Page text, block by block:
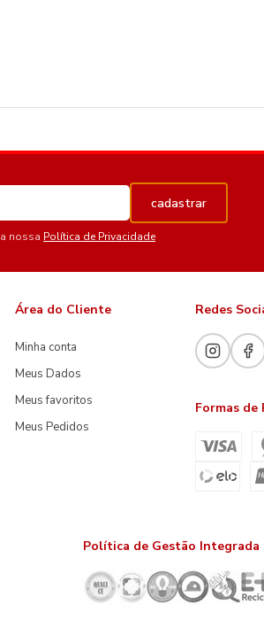
cadastrar
nossa Política de Privacidade
Área do Cliente
Minha conta
Meus Dados
Meus favoritos
Meus Pedidos
Redes
Formas de
Política de Gestão Integrada